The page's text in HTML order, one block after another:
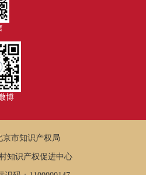
博
京市知识产权局
知识产权促进中心